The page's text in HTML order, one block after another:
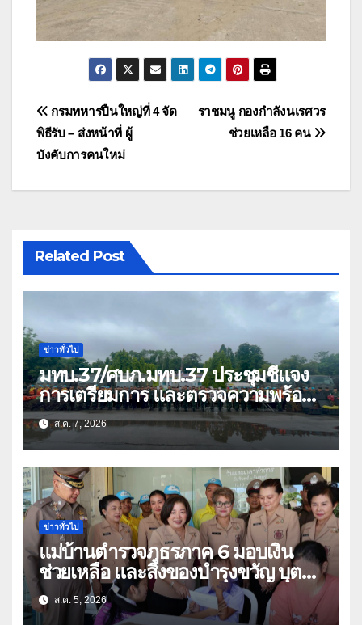
แนะแนว
เรื่อง
ราชมนู กองกำลังนเรศวร
ช่วยเหลือ 16 คน
กรมทหารปืนใหญ่ที่ 4 จัด
พิธีรับ – ส่งหน้าที่ ผู้
บังคับการคนใหม่
Related Post
ข่าวทั่วไป
มทบ.37/ศบภ.มทบ.37 ประชุมชี้แจง
การเตรียมการ และตรวจความพร้อม
ด้านการบรรเทาสาธารณภัย
ส.ค. 7, 2026
ข่าวทั่วไป
แม่บ้านตำรวจภูธรภาค 6 มอบเงิน
ช่วยเหลือ และสิ่งของบำรุงขวัญ บุตร-
ธิดา ข้าราชการตำรวจจังหวัด
อุทัยธานี
ส.ค. 5, 2026